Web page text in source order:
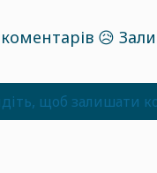
😥
щоб залишати